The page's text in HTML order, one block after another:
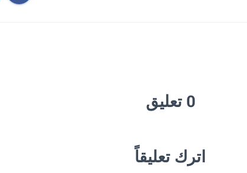
0 تعليق
اترك تعليقاً